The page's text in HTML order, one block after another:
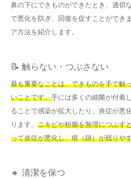
鼻の下にできものができたとき、適切
で悪化を防ぎ、回復を促すことができ
ア方法を紹介します。
📝 触らない・つぶさない
最も重要なことは、できものを手で触
いことです。手には多くの細菌が付着
ることで感染が拡大したり、炎症が悪
ります。 ニキビや粉瘤を無理につぶす
って炎症が悪化し、痕（跡）が残りや
🔸 清潔を保つ